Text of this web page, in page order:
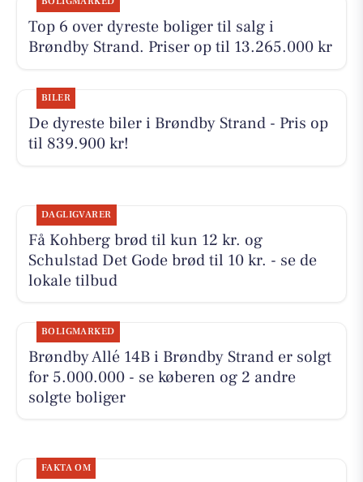
Top 6 over dyreste boliger til salg i
Brøndby Strand. Priser op til 13.265.000 kr
BILER
De dyreste biler i Brøndby Strand - Pris op
til 839.900 kr!
DAGLIGVARER
Få Kohberg brød til kun 12 kr. og
Schulstad Det Gode brød til 10 kr. - se de
lokale tilbud
BOLIGMARKED
Brøndby Allé 14B i Brøndby Strand er solgt
for 5.000.000 - se køberen og 2 andre
solgte boliger
FAKTA OM